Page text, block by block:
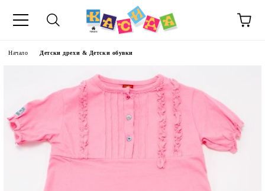
Начало Детски дрехи & Детски обувки